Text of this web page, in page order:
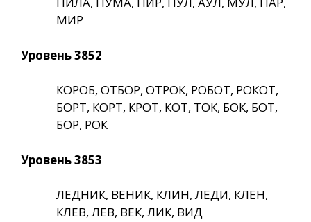
МИР
Уровень 3852
КОРОБ, ОТБОР, ОТРОК, РОБОТ, РОКОТ,
БОРТ, КОРТ, КРОТ, КОТ, ТОК, БОК, БОТ,
БОР, РОК
Уровень 3853
ЛЕДНИК, ВЕНИК, КЛИН, ЛЕДИ, КЛЕН,
КЛЕВ, ЛЕВ, ВЕК, ЛИК, ВИД